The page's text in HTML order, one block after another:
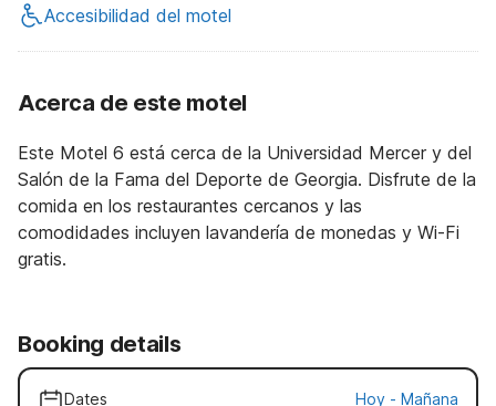
Accesibilidad del motel
Acerca de este motel
Este Motel 6 está cerca de la Universidad Mercer y del
Salón de la Fama del Deporte de Georgia. Disfrute de la
comida en los restaurantes cercanos y las
comodidades incluyen lavandería de monedas y Wi-Fi
gratis.
Booking details
Dates Hoy - Mañana